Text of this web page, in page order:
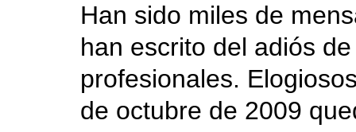
Han sido miles de
han escrito del adiós
profesionales.
de octubre de 2009